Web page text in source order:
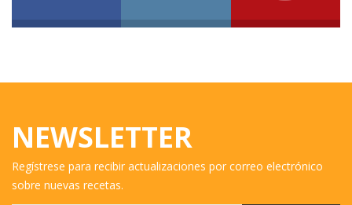
NEWSLETTER
Regístrese para recibir actualizaciones por correo electrónico
sobre nuevas recetas.